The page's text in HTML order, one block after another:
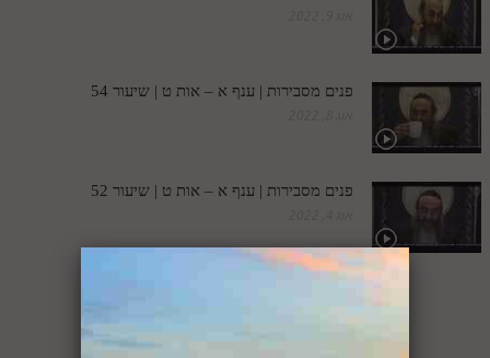
לאתר ספר הרב
דף היומי בזוהר הקדוש
פנים מסבירות | ענף א – אות ט | שיעור 54
פנים מסבירות | ענף א – אות ט | שיעור 52